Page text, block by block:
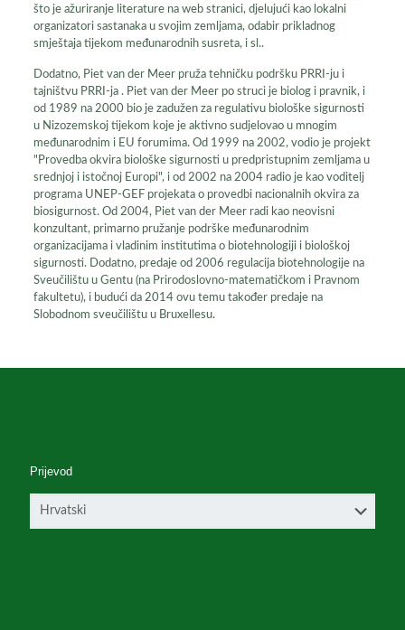
što je ažuriranje literature na web stranici, djelujući kao lokalni
organizatori sastanaka u svojim zemljama, odabir prikladnog
smještaja tijekom međunarodnih susreta, i sl..
Dodatno, Piet van der Meer pruža tehničku podršku PRRI-ju i
tajništvu PRRI-ja . Piet van der Meer po struci je biolog i pravnik, i
od 1989 na 2000 bio je zadužen za regulativu biološke sigurnosti
u Nizozemskoj tijekom koje je aktivno sudjelovao u mnogim
međunarodnim i EU forumima. Od 1999 na 2002, vodio je projekt
"Provedba okvira biološke sigurnosti u predpristupnim zemljama u
srednjoj i istočnoj Europi", i od 2002 na 2004 radio je kao voditelj
programa UNEP-GEF projekata o provedbi nacionalnih okvira za
biosigurnost. Od 2004, Piet van der Meer radi kao neovisni
konzultant, primarno pružanje podrške međunarodnim
organizacijama i vladinim institutima o biotehnologiji i biološkoj
sigurnosti. Dodatno, predaje od 2006 regulacija biotehnologije na
Sveučilištu u Gentu (na Prirodoslovno-matematičkom i Pravnom
fakultetu), i budući da 2014 ovu temu također predaje na
Slobodnom sveučilištu u Bruxellesu.
Prijevod